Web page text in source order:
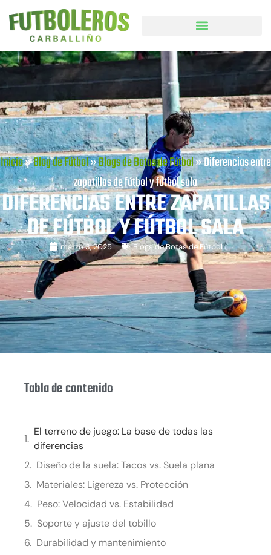
Inicio»Blog de Fútbol»Blogs de Botas de Fútbol»Diferencias entre
zapatillas de fútbol y fútbol sala
DIFERENCIAS ENTRE ZAPATILLAS
DE FÚTBOL Y FÚTBOL SALA
marzo 3, 2025 Blogs de Botas de Fútbol
Tabla de contenido
El terreno de juego: La base de todas las
diferencias
Diseño de la suela: Tacos vs. Suela plana
Materiales: Ligereza vs. Protección
Peso: Velocidad vs. Estabilidad
Soporte y ajuste del tobillo
Durabilidad y mantenimiento